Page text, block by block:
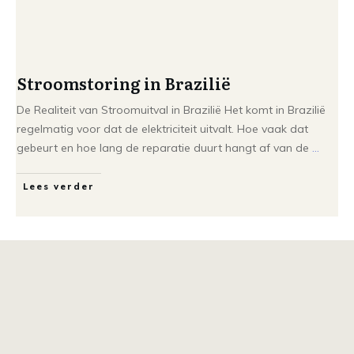
Stroomstoring in Brazilië
De Realiteit van Stroomuitval in Brazilië Het komt in Brazilië
regelmatig voor dat de elektriciteit uitvalt. Hoe vaak dat
gebeurt en hoe lang de reparatie duurt hangt af van de ...
Lees verder